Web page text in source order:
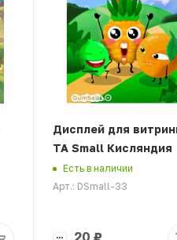
Дисплей для
ТА Small Кисляндия
Есть в наличии
Арт.: DSmall-33